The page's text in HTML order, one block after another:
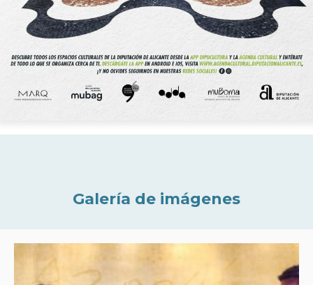
Galería de imágenes